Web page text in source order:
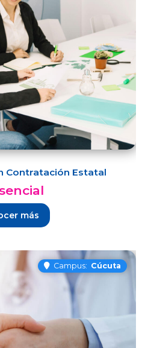
Contratación Estatal
más
Campus: Cúcuta